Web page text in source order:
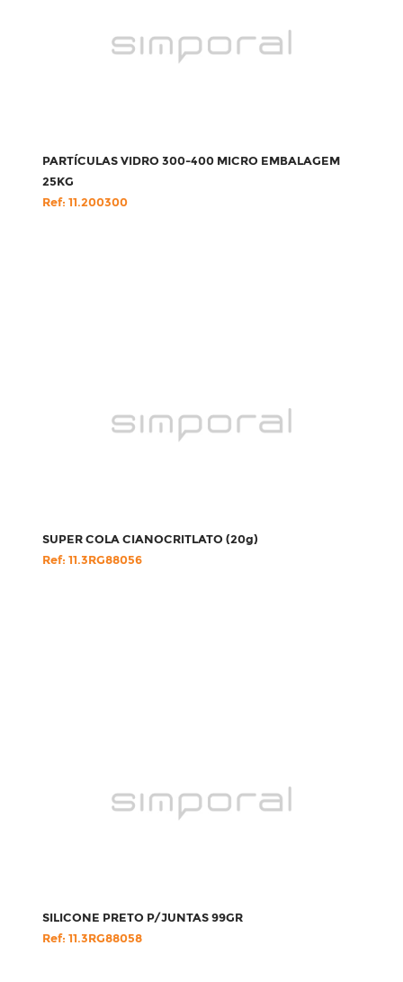
PARTÍCULAS VIDRO 300-400 MICRO EMBALAGEM
25KG
Ref: 11.200300
SUPER COLA CIANOCRITLATO (20g)
Ref: 11.3RG88056
SILICONE PRETO P/JUNTAS 99GR
Ref: 11.3RG88058